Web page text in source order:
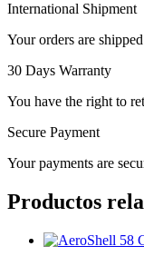
International Shipment
Your orders are
30 Days Warranty
You have the right to
Secure Payment
Your payments are
Productos